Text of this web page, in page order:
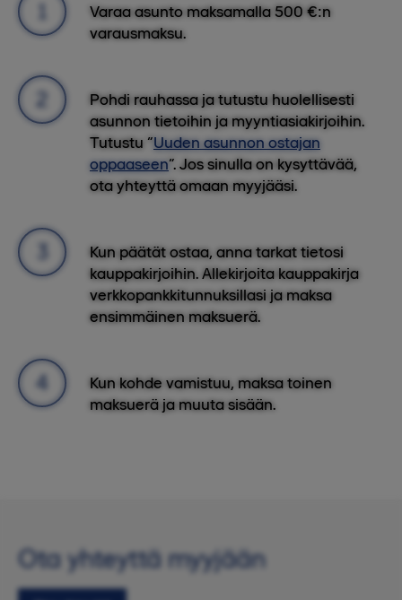
Varaa asunto maksamalla 500 €:n
varausmaksu.
Pohdi rauhassa ja tutustu huolellisesti
asunnon tietoihin ja myyntiasiakirjoihin.
Tutustu “Uuden asunnon ostajan
oppaaseen”. Jos sinulla on kysyttävää,
ota yhteyttä omaan myyjääsi.
Kun päätät ostaa, anna tarkat tietosi
kauppakirjoihin. Allekirjoita kauppakirja
verkkopankkitunnuksillasi ja maksa
ensimmäinen maksuerä.
Kun kohde vamistuu, maksa toinen
maksuerä ja muuta sisään.
Ota yhteyttä myyjään